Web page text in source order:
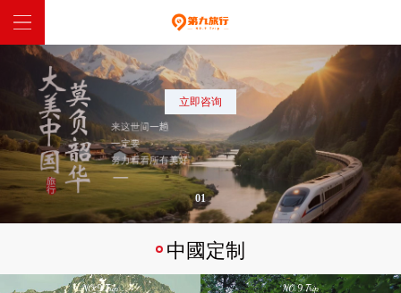
網站首頁
中國定制
全球定制
特惠跟團
西藏入藏函
關於我們
立即咨询
01
中國定制